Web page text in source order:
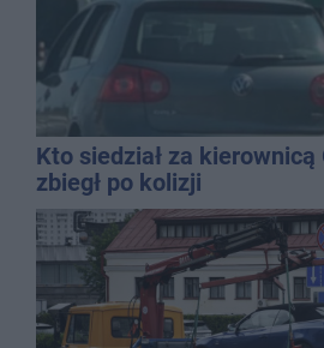
Kto siedział za
zbiegł po kolizji